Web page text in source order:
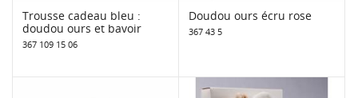
Trousse cadeau bleu :
doudou ours et bavoir
367 109 15 06
Doudou ours écru rose
367 43 5